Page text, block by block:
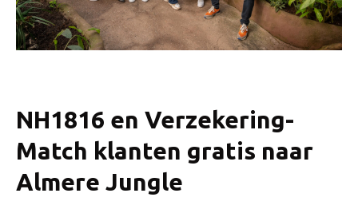
NH1816 en Verzekering-
Match klanten gratis naar
Almere Jungle